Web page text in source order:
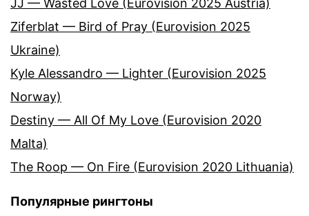
JJ — Wasted Love (Eurovision 2025 Austria)
Ziferblat — Bird of Pray (Eurovision 2025
Ukraine)
Kyle Alessandro — Lighter (Eurovision 2025
Norway)
Destiny — All Of My Love (Eurovision 2020
Malta)
The Roop — On Fire (Eurovision 2020 Lithuania)
Популярные рингтоны